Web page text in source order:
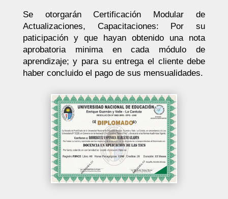
Se otorgarán Certificación Modular de
Actualizaciones, Capacitaciones: Por su
paticipación y que hayan obtenido una nota
aprobatoria minima en cada módulo de
aprendizaje; y para su entrega el cliente debe
haber concluido el pago de sus mensualidades.